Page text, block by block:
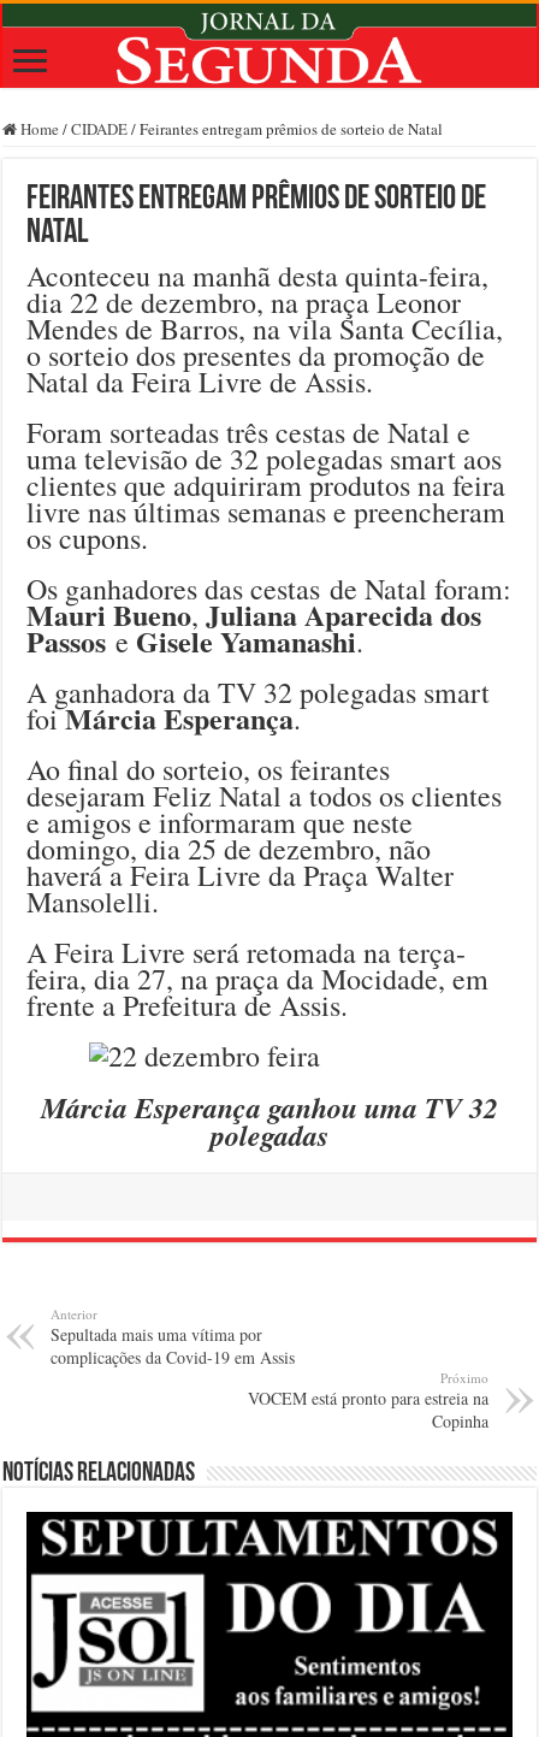
Home /CIDADE/Feirantes entregam prêmios de sorteio de Natal
Feirantes entregam prêmios de sorteio de
Natal
Aconteceu na manhã desta quinta-feira,
dia 22 de dezembro, na praça Leonor
Mendes de Barros, na vila Santa Cecília,
o sorteio dos presentes da promoção de
Natal da Feira Livre de Assis.
Foram sorteadas três cestas de Natal e
uma televisão de 32 polegadas smart aos
clientes que adquiriram produtos na feira
livre nas últimas semanas e preencheram
os cupons.
Os ganhadores das cestas de Natal foram:
Mauri Bueno,Juliana Aparecida dos
Passos e Gisele Yamanashi.
A ganhadora da TV 32 polegadas smart
foiMárcia Esperança.
Ao final do sorteio, os feirantes
desejaram Feliz Natal a todos os clientes
e amigos e informaram que neste
domingo, dia 25 de dezembro, não
haverá a Feira Livre da Praça Walter
Mansolelli.
A Feira Livre será retomada na terça-
feira, dia 27, na praça da Mocidade, em
frente a Prefeitura de Assis.
Márcia Esperança ganhou uma TV 32
polegadas
Anterior
Sepultada mais uma vítima por
complicações da Covid-19 em Assis
Próximo
VOCEM está pronto para estreia na
Copinha
Notícias relacionadas